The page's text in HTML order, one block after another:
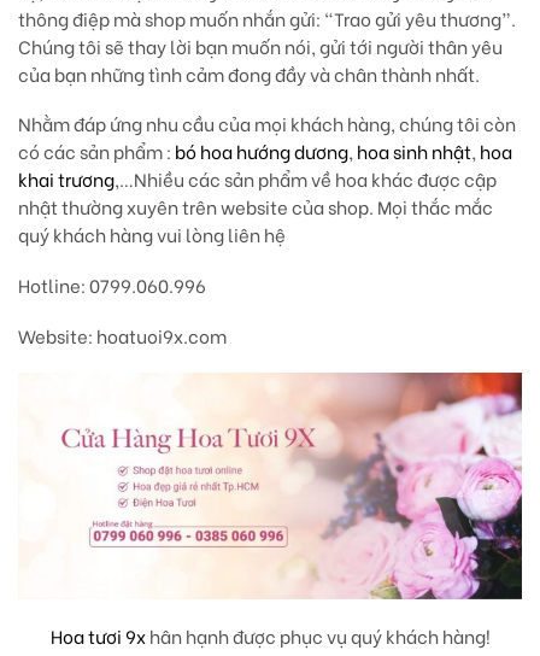
thông điệp mà shop muốn nhắn gửi: “Trao gửi yêu thương”.
Chúng tôi sẽ thay lời bạn muốn nói, gửi tới người thân yêu
của bạn những tình cảm đong đầy và chân thành nhất.
Nhằm đáp ứng nhu cầu của mọi khách hàng, chúng tôi còn
có các sản phẩm : bó hoa hướng dương, hoa sinh nhật, hoa
khai trương,…Nhiều các sản phẩm về hoa khác được cập
nhật thường xuyên trên website của shop. Mọi thắc mắc
quý khách hàng vui lòng liên hệ
Hotline: 0799.060.996
Website: hoatuoi9x.com
Hoa tươi 9xhân hạnh được phục vụ quý khách hàng!